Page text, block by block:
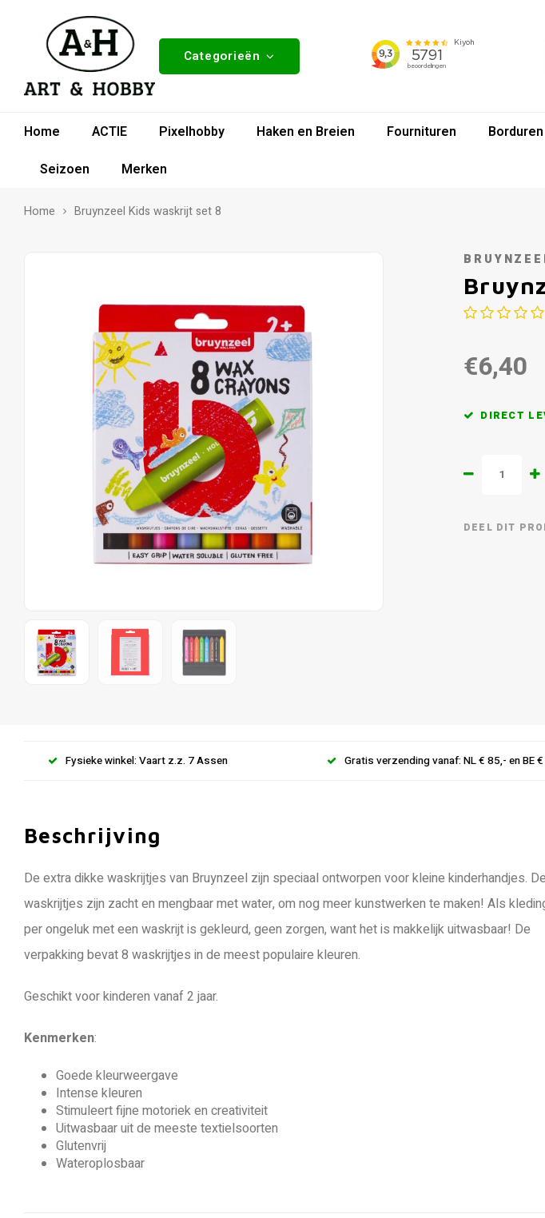
Categorieën
Home ACTIE Pixelhobby Haken en Breien Fournituren Borduren
Seizoen
Merken
Home Bruynzeel Kids waskrijt set 8
€6,40
DIRECT
DEEL DIT
Fysieke winkel: Vaart z.z. 7 Assen Gratis verzending vanaf: NL € 85,- en BE
Beschrijving
De extra dikke waskrijtjes van Bruynzeel zijn speciaal ontworpen voor kleine kinderhandjes. De
waskrijtjes zijn zacht en mengbaar met water, om nog meer kunstwerken te maken! Als
per ongeluk met een waskrijt is gekleurd, geen zorgen, want het is makkelijk uitwasbaar! De
verpakking bevat 8 waskrijtjes in de meest populaire kleuren.
Geschikt voor kinderen vanaf 2 jaar.
Kenmerken:
Goede kleurweergave
Intense kleuren
Stimuleert fijne motoriek en creativiteit
Uitwasbaar uit de meeste textielsoorten
Glutenvrij
Wateroplosbaar